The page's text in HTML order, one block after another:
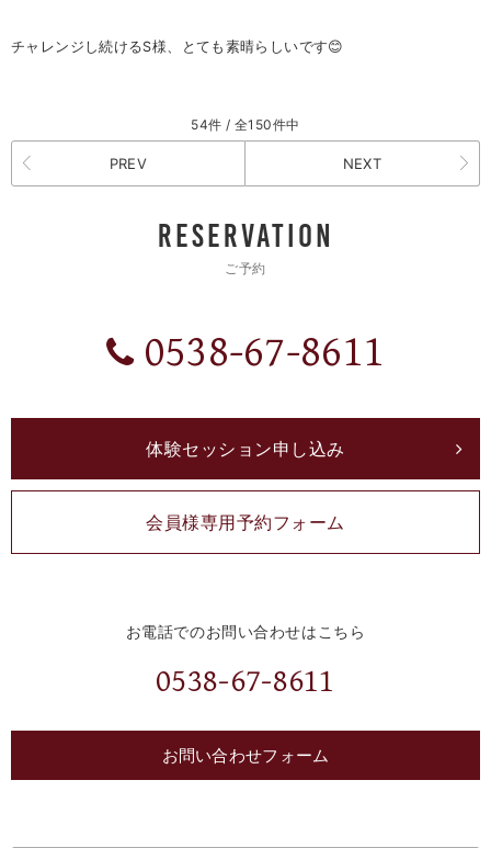
チャレンジし続けるS様、とても素晴らしいです😊
54件 / 全150件中
PREV NEXT
RESERVATION
ご予約
0538-67-8611
体験セッション申し込み
会員様専用予約フォーム
お電話でのお問い合わせはこちら
0538-67-8611
お問い合わせフォーム